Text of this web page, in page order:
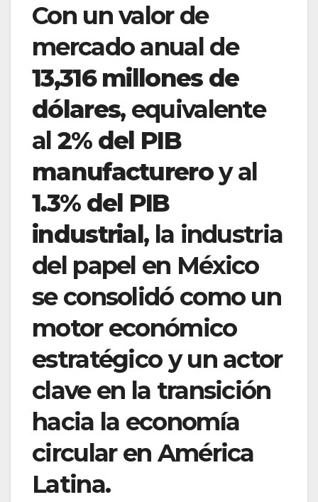
Con un valor de
mercado anual de
13,316 millones de
dólares, equivalente
al 2% del PIB
manufactureroy al
1.3% del PIB
industrial, la industria
del papel en México
se consolidó como un
motor económico
estratégico y un actor
clave en la transición
hacia la economía
circular en América
Latina.